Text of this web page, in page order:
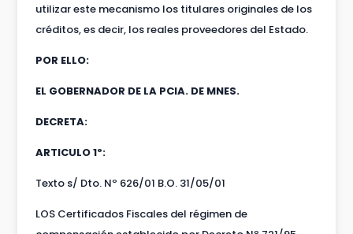
utilizar este mecanismo los titulares originales de los
créditos, es decir, los reales proveedores del Estado.
POR ELLO:
EL GOBERNADOR DE LA PCIA. DE MNES.
DECRETA:
ARTICULO 1º:
Texto s/ Dto. Nº 626/01 B.O. 31/05/01
LOS Certificados Fiscales del régimen de